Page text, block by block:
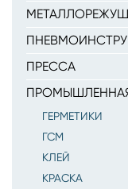
ПРЕССА
ГЕРМЕТИКИ
ГСМ
КЛЕЙ
КРАСКА